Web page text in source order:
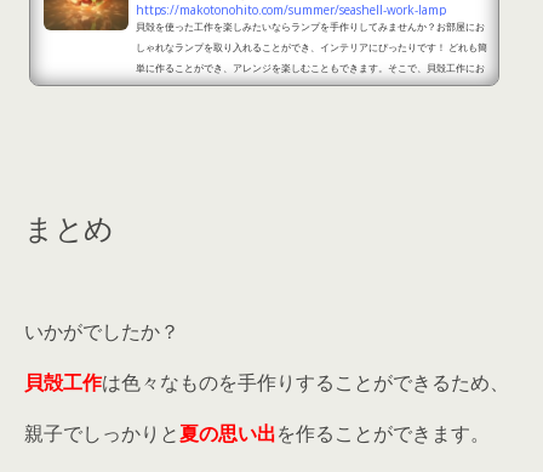
https://makotonohito.com/summer/seashell-work-lamp
貝殻を使った工作を楽しみたいならランプを手作りしてみませんか？お部屋にお
しゃれなランプを取り入れることができ、インテリアにぴったりです！ どれも簡
単に作ることができ、アレンジを楽しむこともできます。そこで、貝殻工作にお
すすめのランプについてご紹介していきます。 夏におすすめ！貝殻工作でランプ
まとめ
いかがでしたか？
貝殻工作は色々なものを手作りすることができるため、
親子でしっかりと夏の思い出を作ることができます。